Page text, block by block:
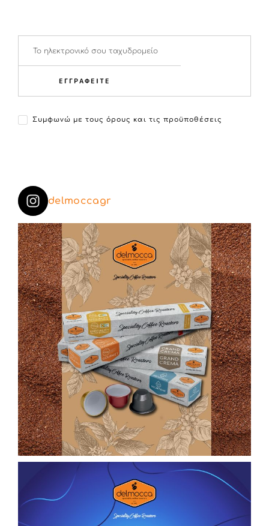
ΕΓΓΡΑΦΕΙΤΕ
Συμφωνώ με τους όρους και τις προϋποθέσεις
delmoccagr